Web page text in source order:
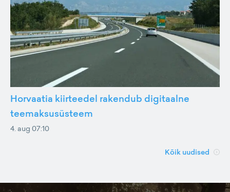
Horvaatia kiirteedel rakendub digitaalne
teemaksusüsteem
4. aug 07:10
Kõik uudised